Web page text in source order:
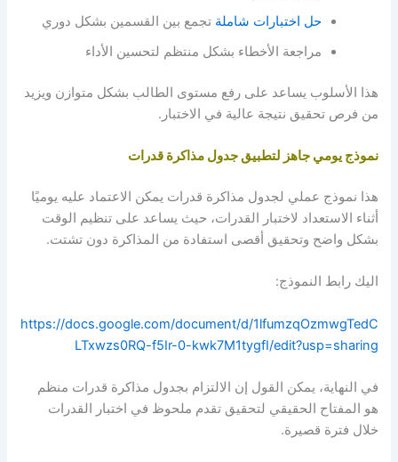
حل اختبارات شاملة تجمع بين القسمين بشكل دوري
مراجعة الأخطاء بشكل منتظم لتحسين الأداء
هذا الأسلوب يساعد على رفع مستوى الطالب بشكل متوازن ويزيد
من فرص تحقيق نتيجة عالية في الاختبار.
نموذج يومي جاهز لتطبيق جدول مذاكرة قدرات
هذا نموذج عملي لجدول مذاكرة قدرات يمكن الاعتماد عليه يوميًا
أثناء الاستعداد لاختبار القدرات، حيث يساعد على تنظيم الوقت
بشكل واضح وتحقيق أقصى استفادة من المذاكرة دون تشتت.
اليك رابط النموذج:
https://docs.google.com/document/d/1lfumzqOzmwgTedC
LTxwzs0RQ-f5Ir-0-kwk7M1tygfI/edit?usp=sharing
في النهاية، يمكن القول إن الالتزام بجدول مذاكرة قدرات منظم
هو المفتاح الحقيقي لتحقيق تقدم ملحوظ في اختبار القدرات
خلال فترة قصيرة.